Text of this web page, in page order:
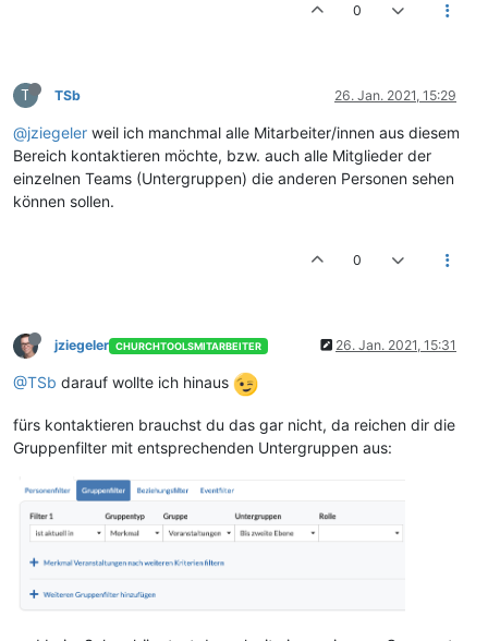
0
T TSb 26. Jan. 2021, 15:29
@jziegeler weil ich manchmal alle Mitarbeiter/innen aus diesem
Bereich kontaktieren möchte, bzw. auch alle Mitglieder der
einzelnen Teams (Untergruppen) die anderen Personen sehen
können sollen.
0
jziegeler CHURCHTOOLSMITARBEITER 26. Jan. 2021, 15:31
@TSb darauf wollte ich hinaus
fürs kontaktieren brauchst du das gar nicht, da reichen dir die
Gruppenfilter mit entsprechenden Untergruppen aus: